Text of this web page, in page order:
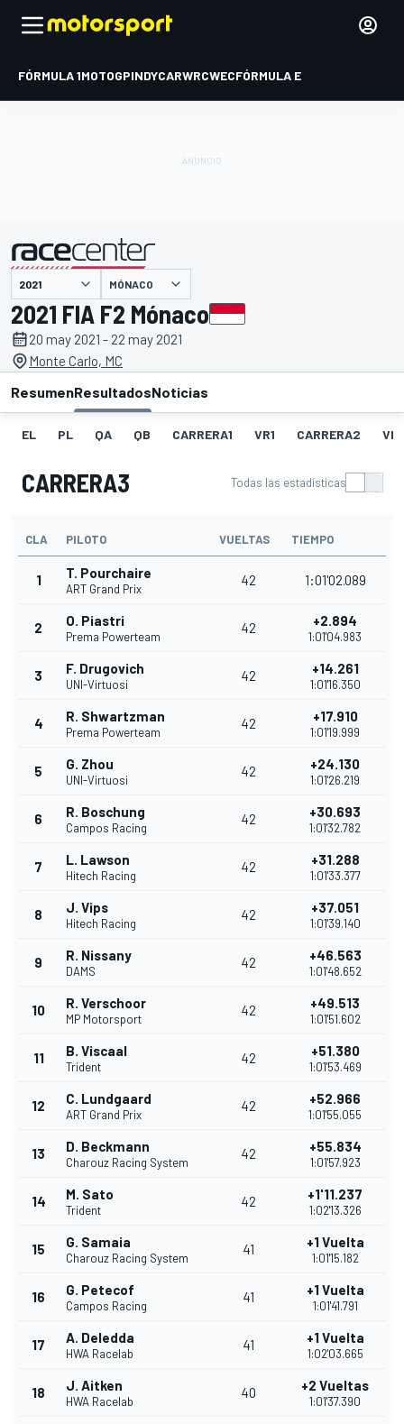
FÓRMULA 1MOTOGPINDYCARWRCWECFÓRMULA E
presentado por MÓNACO
2021 FIA F2 Mónaco
20 may 2021 - 22 may 2021
Monte Carlo, MC
ResumenResultadosNoticias
EL PL QA QB CARRERA1 VR1 CARRERA2
CARRERA3 Todas las estadísticas
CLA PILOTO VUELTAS TIEMPO
1 T. Pourchaire
ART Grand Prix
42 1:01'02.089
2 O. Piastri
Prema Powerteam
42 +2.894
1:01'04.983
3 F. Drugovich
UNI-Virtuosi
42 +14.261
1:01'16.350
4 R. Shwartzman
Prema Powerteam
42 +17.910
1:01'19.999
5 G. Zhou
UNI-Virtuosi
42 +24.130
1:01'26.219
6 R. Boschung
Campos Racing
42 +30.693
1:01'32.782
7 L. Lawson
Hitech Racing
42 +31.288
1:01'33.377
8 J. Vips
Hitech Racing
42 +37.051
1:01'39.140
9 R. Nissany
DAMS
42 +46.563
1:01'48.652
10 R. Verschoor
MP Motorsport
42 +49.513
1:01'51.602
11 B. Viscaal
Trident
42 +51.380
1:01'53.469
12 C. Lundgaard
ART Grand Prix
42 +52.966
1:01'55.055
13 D. Beckmann
Charouz Racing System
42 +55.834
1:01'57.923
14 M. Sato
Trident
42 +1'11.237
1:02'13.326
15 G. Samaia
Charouz Racing System
41 +1 Vuelta
1:01'15.182
16 G. Petecof
Campos Racing
41 +1 Vuelta
1:01'41.791
17 A. Deledda
HWA Racelab
41 +1 Vuelta
1:02'03.665
18 J. Aitken
HWA Racelab
40 +2 Vueltas
1:01'37.390